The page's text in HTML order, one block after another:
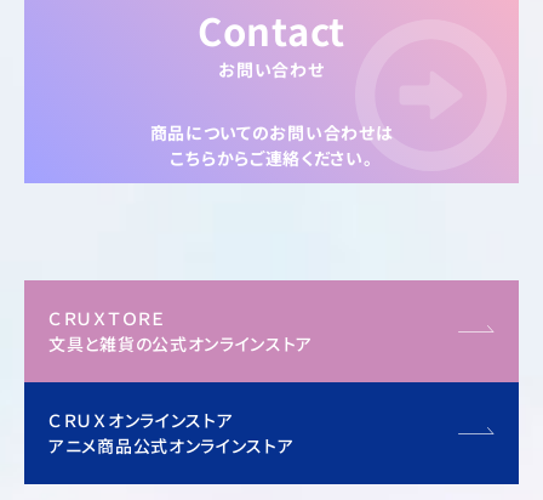
Contact
お問い合わせ
商品についてのお問い合わせは
こちらからご連絡ください。
ＣＲＵＸＴＯＲＥ
文具と雑貨の公式オンラインストア
ＣＲＵＸオンラインストア
アニメ商品公式オンラインストア